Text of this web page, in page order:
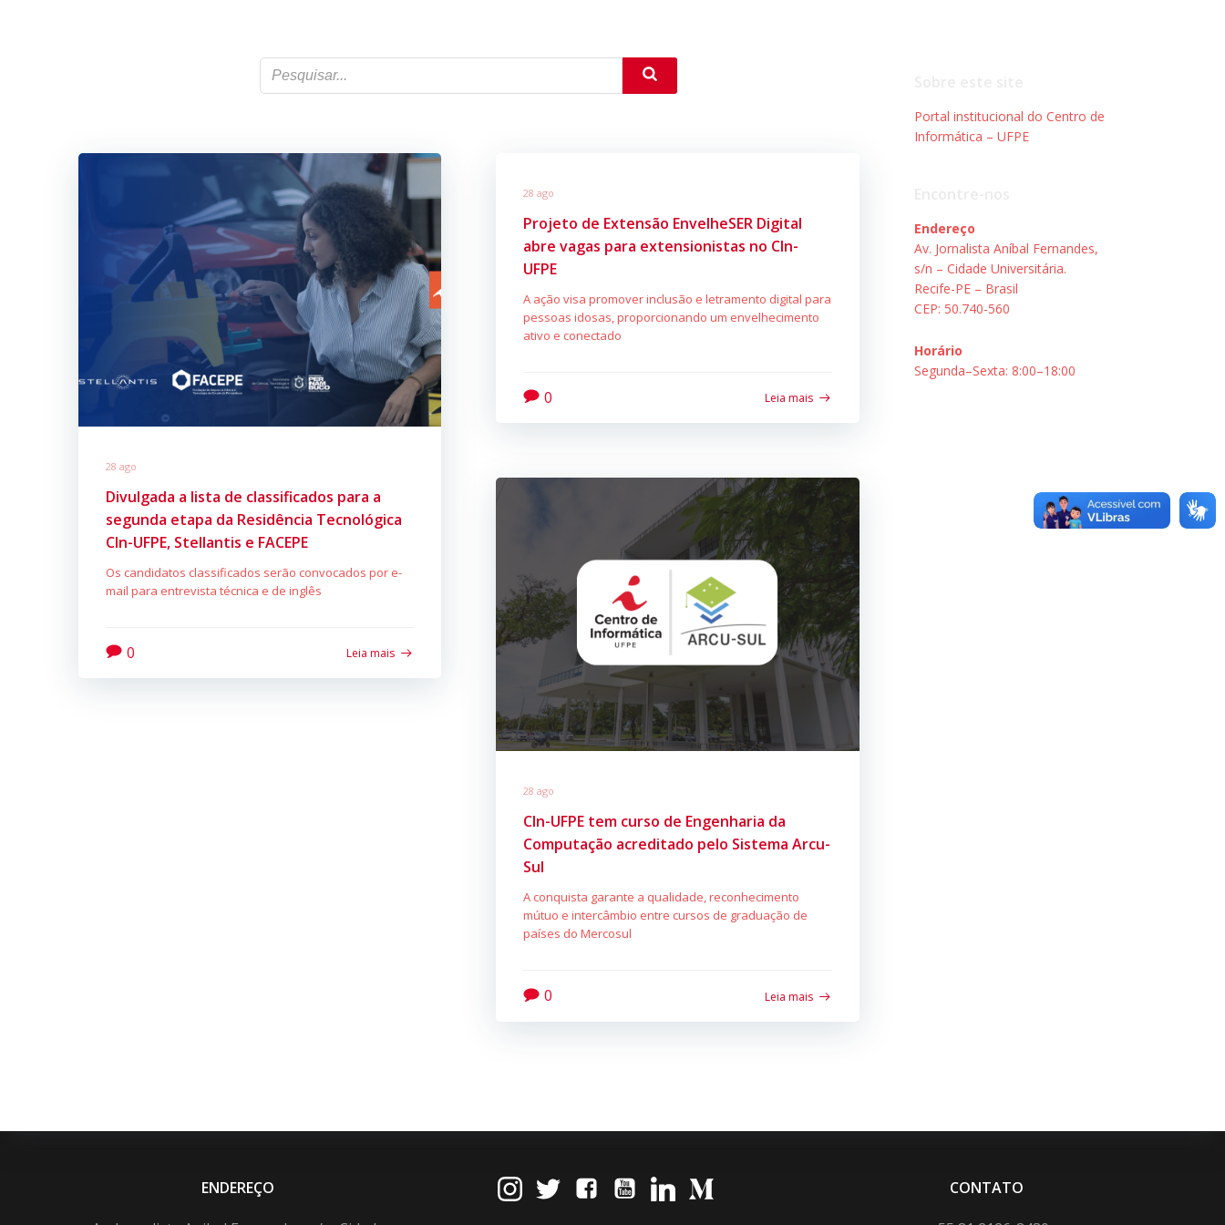
28 ago
Divulgada a lista de classificados para a
segunda etapa da Residência Tecnológica
CIn-UFPE, Stellantis e FACEPE
Os candidatos classificados serão convocados por e-
mail para entrevista técnica e de inglês
0 Leia mais
28 ago
Projeto de Extensão EnvelheSER Digital
abre vagas para extensionistas no CIn-
UFPE
A ação visa promover inclusão e letramento digital para
pessoas idosas, proporcionando um envelhecimento
ativo e conectado
0 Leia mais
28 ago
CIn-UFPE tem curso de Engenharia da
Computação acreditado pelo Sistema Arcu-
Sul
A conquista garante a qualidade, reconhecimento
mútuo e intercâmbio entre cursos de graduação de
países do Mercosul
0 Leia mais
Portal institucional do Centro de
Informática – UFPE
Endereço
Av. Jornalista Aníbal Fernandes,
s/n – Cidade Universitária.
Recife-PE – Brasil
CEP: 50.740-560
Horário
Segunda–Sexta: 8:00–18:00
ENDEREÇO CONTATO